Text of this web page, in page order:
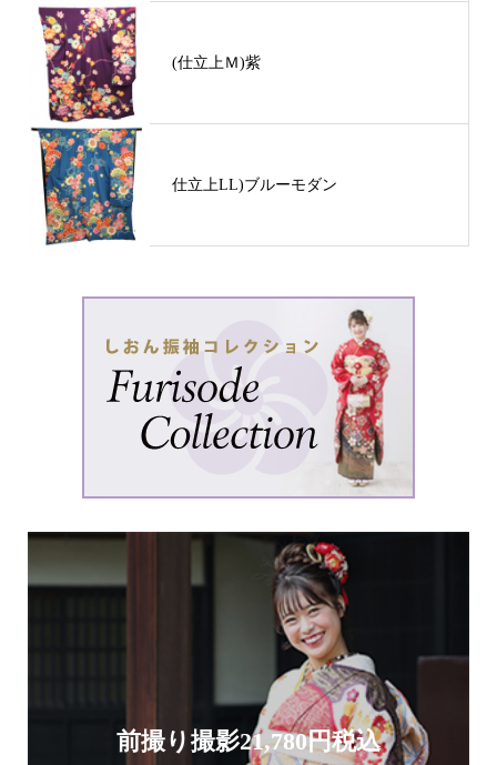
(仕立上Ｍ)紫
仕立上LL)ブルーモダン
前撮り撮影21,780円税込